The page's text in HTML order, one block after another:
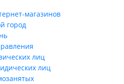
магазинов
город
лиц
лиц